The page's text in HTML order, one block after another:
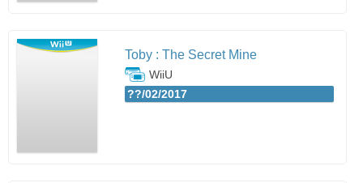
Toby : The Secret Mine
WiiU
??/02/2017